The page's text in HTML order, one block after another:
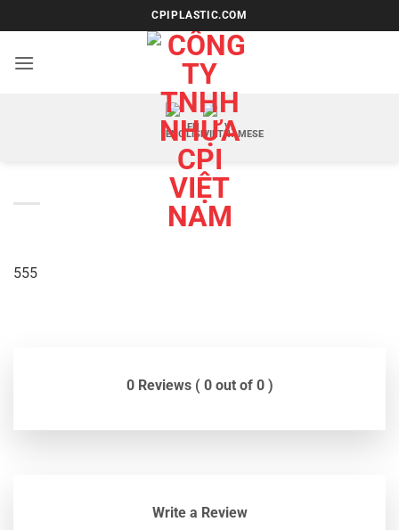
qua
nội
CPIPLASTIC.COM
EN VI
555
0 Reviews ( 0 out of 0 )
Write a Review